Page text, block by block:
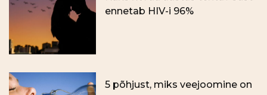
ennetab HIV-i 96%
5 põhjust, miks veejoomine on